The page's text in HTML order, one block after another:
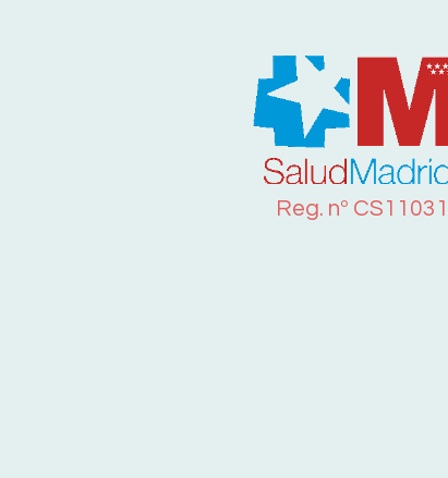
Reg. nº CS11031